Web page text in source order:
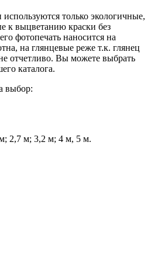
только экологичные,
к выцветанию краски без
фотопечать наносится на
на глянцевые реже т.к. глянец
отчетливо. Вы можете выбрать
каталога.
выбор:
2,7 м; 3,2 м; 4 м, 5 м.